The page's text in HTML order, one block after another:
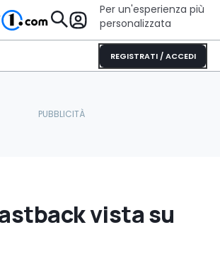
Per un'esperienza più
personalizzata
REGISTRATI / ACCEDI
vista su